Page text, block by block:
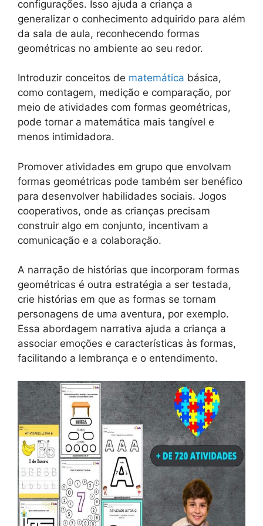
configurações. Isso ajuda a criança a
generalizar o conhecimento adquirido para além
da sala de aula, reconhecendo formas
geométricas no ambiente ao seu redor.
Introduzir conceitos de matemática básica,
como contagem, medição e comparação, por
meio de atividades com formas geométricas,
pode tornar a matemática mais tangível e
menos intimidadora.
Promover atividades em grupo que envolvam
formas geométricas pode também ser benéfico
para desenvolver habilidades sociais. Jogos
cooperativos, onde as crianças precisam
construir algo em conjunto, incentivam a
comunicação e a colaboração.
A narração de histórias que incorporam formas
geométricas é outra estratégia a ser testada,
crie histórias em que as formas se tornam
personagens de uma aventura, por exemplo.
Essa abordagem narrativa ajuda a criança a
associar emoções e características às formas,
facilitando a lembrança e o entendimento.